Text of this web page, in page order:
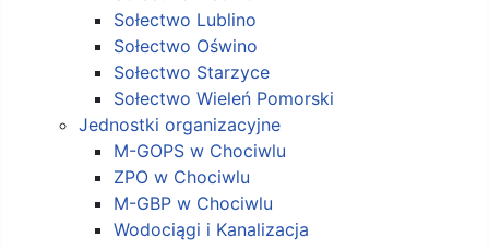
Sołectwo Lublino
Sołectwo Oświno
Sołectwo Starzyce
Sołectwo Wieleń Pomorski
Jednostki organizacyjne
M-GOPS w Chociwlu
ZPO w Chociwlu
M-GBP w Chociwlu
Wodociągi i Kanalizacja